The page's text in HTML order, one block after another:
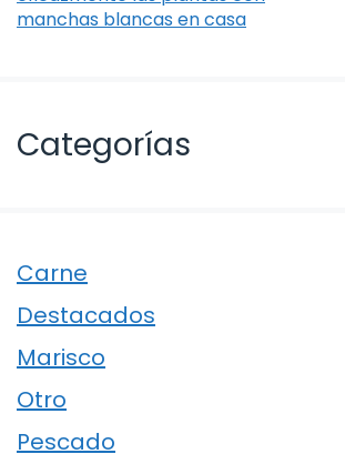
manchas blancas en casa
Categorías
Carne
Destacados
Marisco
Otro
Pescado